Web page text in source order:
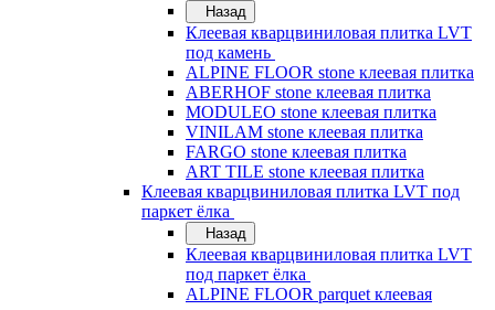
Назад
Клеевая кварцвиниловая плитка LVT
под камень
ALPINE FLOOR stone клеевая плитка
ABERHOF stone клеевая плитка
MODULEO stone клеевая плитка
VINILAM stone клеевая плитка
FARGO stone клеевая плитка
ART TILE stone клеевая плитка
Клеевая кварцвиниловая плитка LVT под
паркет ёлка
Назад
Клеевая кварцвиниловая плитка LVT
под паркет ёлка
ALPINE FLOOR parquet клеевая